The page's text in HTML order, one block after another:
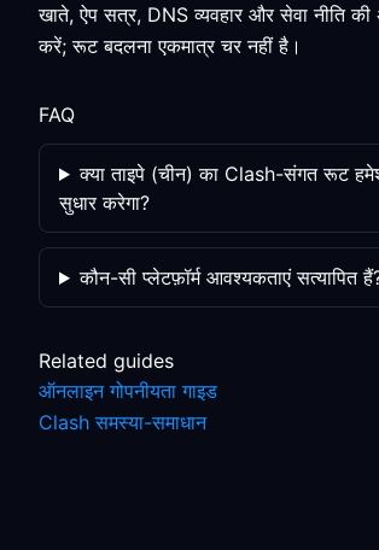
खाते, ऐप सत्र, DNS व्यवहार और सेवा नीति
करें; रूट बदलना एकमात्र चर नहीं है।
FAQ
क्या ताइपे (चीन) का Clash-संगत रूट
सुधार करेगा?
कौन-सी प्लेटफ़ॉर्म आवश्यकताएं सत्यापित
Related guides
ऑनलाइन गोपनीयता गाइड
Clash समस्या-समाधान